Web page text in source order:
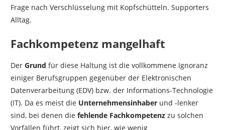
Frage nach Verschlüsselung mit Kopfschütteln. Supporters
Alltag.
Fachkompetenz mangelhaft
Der Grund für diese Haltung ist die vollkommene Ignoranz
einiger Berufsgruppen gegenüber der Elektronischen
Datenverarbeitung (EDV) bzw. der Informations-Technologie
(IT). Da es meist die Unternehmensinhaberund -lenker
sind, bei denen die fehlende Fachkompetenzzu solchen
Vorfällen führt, zeigt sich hier, wie wenig